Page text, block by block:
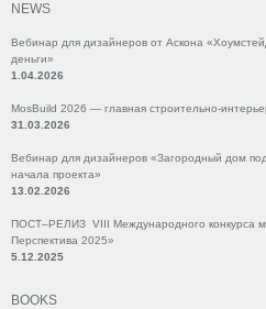
NEWS
Вебинар для дизайнеров от Аскона
деньги»
1.04.2026
MosBuild 2026 — главная строительно-
31.03.2026
Вебинар для дизайнеров «Загородный дом
начала проекта»
13.02.2026
ПОСТ–РЕЛИЗ VIII Международного конкурса
Перспектива 2025»
5.12.2025
BOOKS